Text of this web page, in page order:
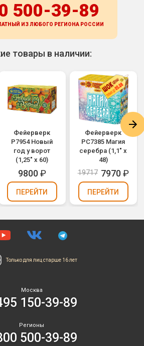
500-39-89
ИЗ ЛЮБОГО РЕГИОНА РОССИИ
товары в наличии:
Фейерверк
Р7954 Новый
год у ворот
(1,25" х 60)
9800₽
ПЕРЕЙТИ
Фейерверк
РС7385 Магия
серебра (1,1" х
48)
19717 7970₽
ПЕРЕЙТИ
Только для лиц старше 16 лет
Москва
150-39-89
Регионы
500-39-89